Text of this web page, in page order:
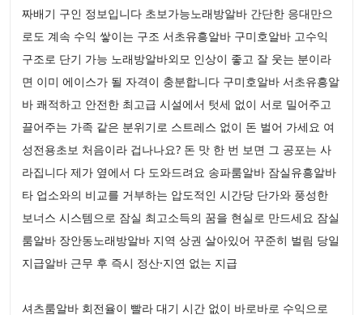
짜배기 구인 정보입니다 초보가능노래방알바 간단한 응대만으
로도 계속 수익 쌓이는 구조 서초유흥알바 구미호알바 고수익
구조로 단기 가능 노래방알바외모 인상이 좋고 잘 웃는 분이라
면 이미 에이스가 될 자격이 충분합니다 구미호알바 서초유흥알
바 쾌적하고 안전한 최고급 시설에서 텃세 없이 서로 밀어주고
끌어주는 가족 같은 분위기로 스트레스 없이 돈 벌어 가세요 여
성전용초보 처음이라 겁나나요? 돈 맛 한 번 보면 그 공포는 사
라집니다 제가 옆에서 다 도와드려요 송파룸알바 잠실유흥알바
타 업소와의 비교를 거부하는 압도적인 시간당 단가와 풍성한
보너스 시스템으로 잠실 최고소득의 꿈을 현실로 만드세요 잠실
룸알바 장안동노래방알바 지역 상권 살아있어 꾸준히 벌림 당일
지급알바 근무 후 즉시 정산·지연 없는 지급
셔츠룸알바 회전율이 빨라 대기 시간 없이 바로바로 수익으로